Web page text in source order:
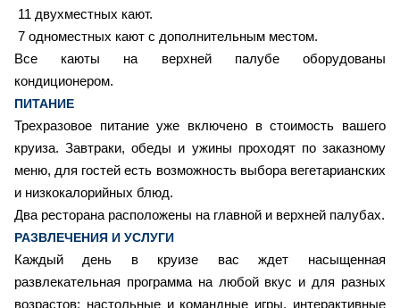
11 двухместных кают.
7 одноместных кают с дополнительным местом.
Все каюты на верхней палубе оборудованы
кондиционером.
ПИТАНИЕ
Трехразовое питание уже включено в стоимость вашего
круиза. Завтраки, обеды и ужины проходят по заказному
меню, для гостей есть возможность выбора вегетарианских
и низкокалорийных блюд.
Два ресторана расположены на главной и верхней палубах.
РАЗВЛЕЧЕНИЯ И УСЛУГИ
Каждый день в круизе вас ждет насыщенная
развлекательная программа на любой вкус и для разных
возрастов: настольные и командные игры, интерактивные